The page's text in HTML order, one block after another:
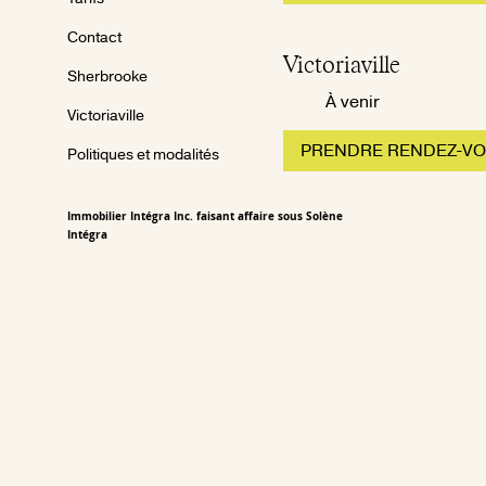
Contact
Sherbrooke
Victoriaville
Politiques et modalités
Victoriaville
À venir
PRENDRE RENDEZ-
Immobilier Intégra Inc. faisant affaire sous Solène
Intégra